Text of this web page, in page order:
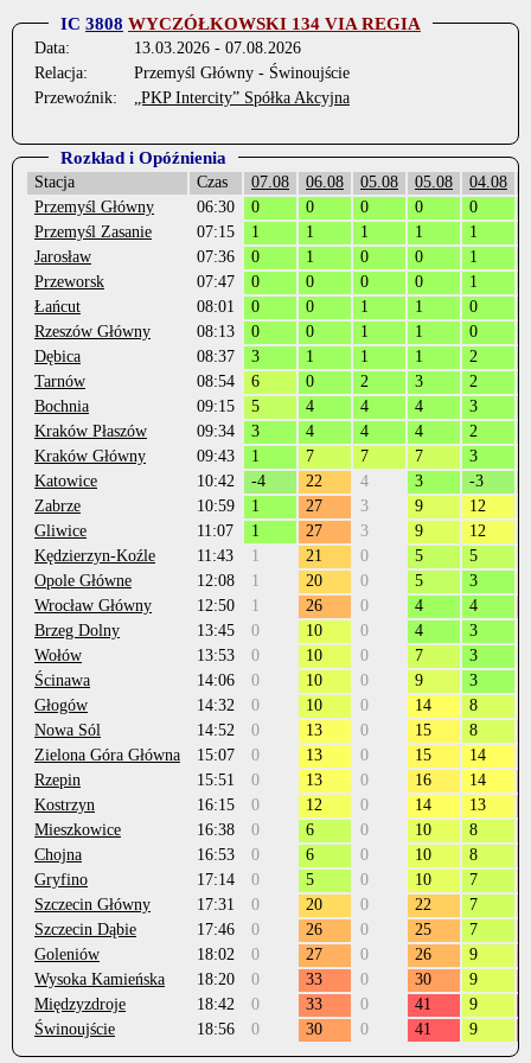
IC 3808 WYCZÓŁKOWSKI 134 VIA REGIA
Data:
13.03.2026 - 07.08.2026
Relacja:
Przemyśl Główny - Świnoujście
Przewoźnik:
„PKP Intercity” Spółka Akcyjna
Rozkład i Opóźnienia
Stacja Czas 07.08 06.08 05.08 05.08 04.08
Przemyśl Główny
06:30 0 0 0 0 0
Przemyśl Zasanie
07:15 1 1 1 1 1
Jarosław
07:36 0 1 0 0 1
Przeworsk
07:47 0 0 0 0 1
Łańcut
08:01 0 0 1 1 0
Rzeszów Główny
08:13 0 0 1 1 0
Dębica
08:37 3 1 1 1 2
Tarnów
08:54 6 0 2 3 2
Bochnia
09:15 5 4 4 4 3
Kraków Płaszów
09:34 3 4 4 4 2
Kraków Główny
09:43 1 7 7 7 3
Katowice
10:42 -4 22 4 3 -3
Zabrze
10:59 1 27 3 9 12
Gliwice
11:07 1 27 3 9 12
Kędzierzyn-Koźle
11:43 1 21 0 5 5
Opole Główne
12:08 1 20 0 5 3
Wrocław Główny
12:50 1 26 0 4 4
Brzeg Dolny
13:45 0 10 0 4 3
Wołów
13:53 0 10 0 7 3
Ścinawa
14:06 0 10 0 9 3
Głogów
14:32 0 10 0 14 8
Nowa Sól
14:52 0 13 0 15 8
Zielona Góra Główna
15:07 0 13 0 15 14
Rzepin
15:51 0 13 0 16 14
Kostrzyn
16:15 0 12 0 14 13
Mieszkowice
16:38 0 6 0 10 8
Chojna
16:53 0 6 0 10 8
Gryfino
17:14 0 5 0 10 7
Szczecin Główny
17:31 0 20 0 22 7
Szczecin Dąbie
17:46 0 26 0 25 7
Goleniów
18:02 0 27 0 26 9
Wysoka Kamieńska
18:20 0 33 0 30 9
Międzyzdroje
18:42 0 33 0 41 9
Świnoujście
18:56 0 30 0 41 9